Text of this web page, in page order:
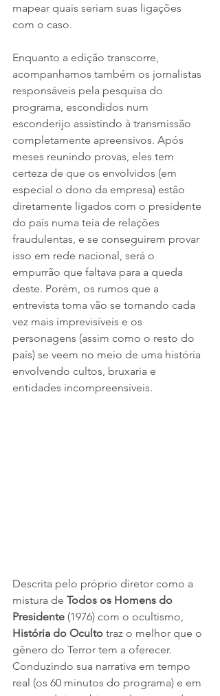
mapear quais seriam suas ligações
com o caso.
Enquanto a edição transcorre,
acompanhamos também os jornalistas
responsáveis pela pesquisa do
programa, escondidos num
esconderijo assistindo à transmissão
completamente apreensivos. Após
meses reunindo provas, eles tem
certeza de que os envolvidos (em
especial o dono da empresa) estão
diretamente ligados com o presidente
do país numa teia de relações
fraudulentas, e se conseguirem provar
isso em rede nacional, será o
empurrão que faltava para a queda
deste. Porém, os rumos que a
entrevista toma vão se tornando cada
vez mais imprevisíveis e os
personagens (assim como o resto do
país) se veem no meio de uma história
envolvendo cultos, bruxaria e
entidades incompreensíveis.
Descrita pelo próprio diretor como a
mistura de Todos os Homens do
Presidente (1976) com o ocultismo,
História do Oculto traz o melhor que o
gênero do Terror tem a oferecer.
Conduzindo sua narrativa em tempo
real (os 60 minutos do programa) e em